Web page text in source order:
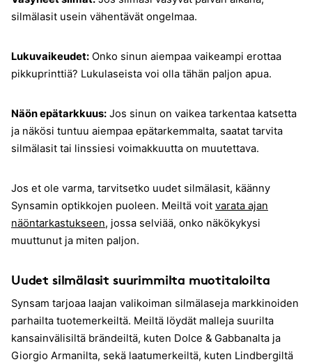
silmälasit usein vähentävät ongelmaa.
Lukuvaikeudet: Onko sinun aiempaa vaikeampi erottaa
pikkuprinttiä? Lukulaseista voi olla tähän paljon apua.
Näön epätarkkuus: Jos sinun on vaikea tarkentaa katsetta
ja näkösi tuntuu aiempaa epätarkemmalta, saatat tarvita
silmälasit tai linssiesi voimakkuutta on muutettava.
Jos et ole varma, tarvitsetko uudet silmälasit, käänny
Synsamin optikkojen puoleen. Meiltä voit varata ajan
näöntarkastukseen, jossa selviää, onko näkökykysi
muuttunut ja miten paljon.
Uudet silmälasit suurimmilta muotitaloilta
Synsam tarjoaa laajan valikoiman silmälaseja markkinoiden
parhailta tuotemerkeiltä. Meiltä löydät malleja suurilta
kansainvälisiltä brändeiltä, kuten Dolce & Gabbanalta ja
Giorgio Armanilta, sekä laatumerkeiltä, kuten Lindbergiltä